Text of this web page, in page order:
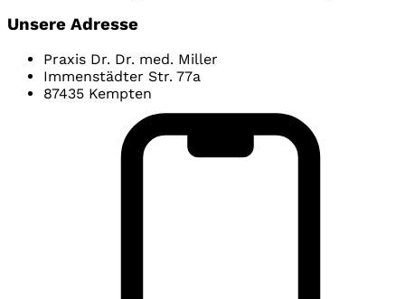
Unsere Adresse
Praxis Dr. Dr. med. Miller
Immenstädter Str. 77a
87435 Kempten